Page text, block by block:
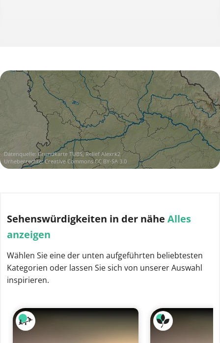
Datenquelle: Grundkarte TUBS, Relief Alexrk2
Urheberrechte:Creative Commons CC BY-SA 3.0
Sehenswürdigkeiten in der nähe Alles
anzeigen
Wählen Sie eine der unten aufgeführten beliebtesten
Kategorien oder lassen Sie sich von unserer Auswahl
inspirieren.